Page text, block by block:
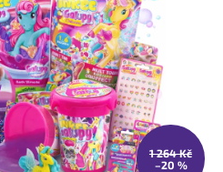
1 264 Kč
–20 %